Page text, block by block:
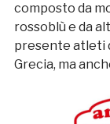
composto da
rossoblù e da
presente atleti
Grecia, ma